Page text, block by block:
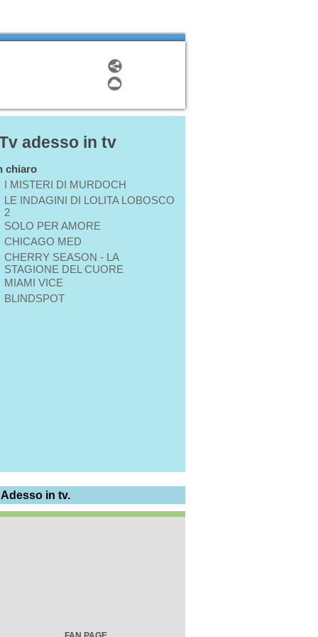
adesso in tv
chiaro
I MISTERI DI MURDOCH
LE INDAGINI DI LOLITA LOBOSCO
2
SOLO PER AMORE
CHICAGO MED
CHERRY SEASON - LA
STAGIONE DEL CUORE
MIAMI VICE
BLINDSPOT
in tv.